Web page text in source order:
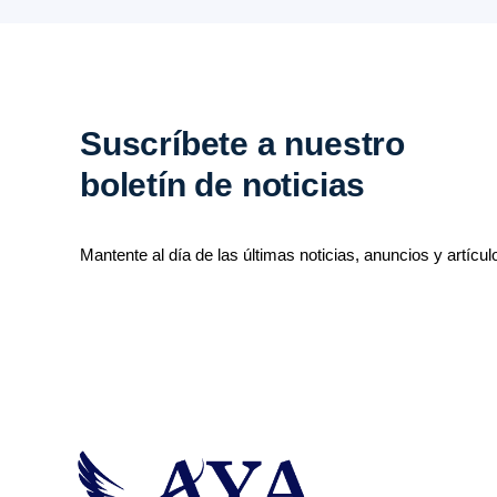
Suscríbete a nuestro
boletín de noticias
Mantente al día de las últimas noticias, anuncios y